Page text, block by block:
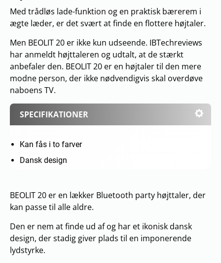
SPECIFIKATIONER
Kan fås i to farver
Dansk design
Med trådløs lade-funktion og en praktisk bærerem i
ægte læder, er det svært at finde en flottere højtaler.
Men BEOLIT 20 er ikke kun udseende. IBTechreviews
har anmeldt højttaleren og udtalt, at de stærkt
anbefaler den. BEOLIT 20 er en højtaler til den mere
modne person, der ikke nødvendigvis skal overdøve
naboens TV.
BEOLIT 20 er en lækker Bluetooth party højttaler, der
kan passe til alle aldre.
Den er nem at finde ud af og har et ikonisk dansk
design, der stadig giver plads til en imponerende
lydstyrke.